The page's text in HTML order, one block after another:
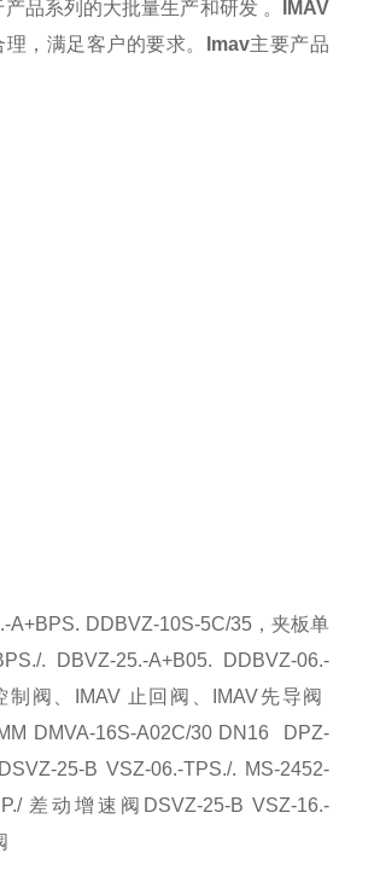
品系列的大批量生产和研发 。
IMAV
，满足客户的要求。
Imav主要产品
A+BPS. DDBVZ-10S-5C/35，夹板单
. DBVZ-25.-A+B05. DDBVZ-06.-
制阀、 IMAV 止回阀、 IMAV先导阀
DMVA-16S-A02C/30 DN16 DPZ-
25-B VSZ-06.-TPS./. MS-2452-
差动增速阀 DSVZ-25-B VSZ-16.-